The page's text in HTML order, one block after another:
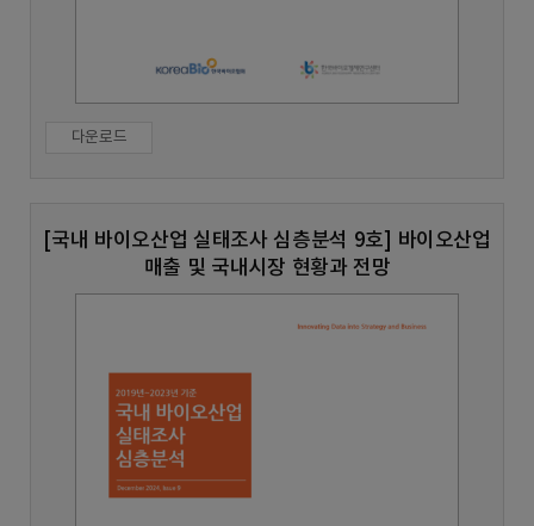
다운로드
[국내 바이오산업 실태조사 심층분석 9호] 바이오산업
매출 및 국내시장 현황과 전망